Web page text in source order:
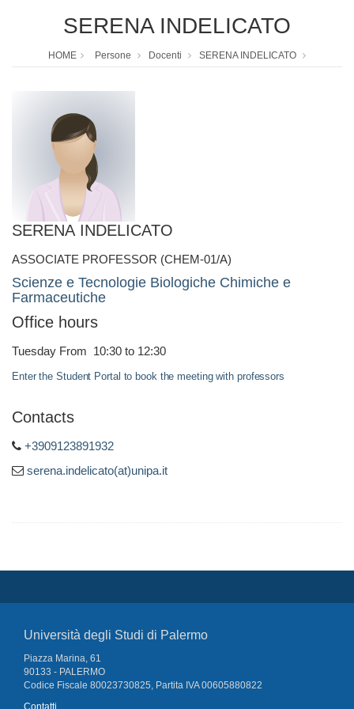
SERENA INDELICATO
HOME Persone Docenti SERENA INDELICATO
SERENA INDELICATO
ASSOCIATE PROFESSOR (CHEM-01/A)
Scienze e Tecnologie Biologiche Chimiche e
Farmaceutiche
Office hours
Tuesday From 10:30 to 12:30
Enter the Student Portal to book the meeting with professors
Contacts
+3909123891932
serena.indelicato(at)unipa.it
Università degli Studi di Palermo
Piazza Marina, 61
90133 - PALERMO
Codice Fiscale 80023730825, Partita IVA 00605880822